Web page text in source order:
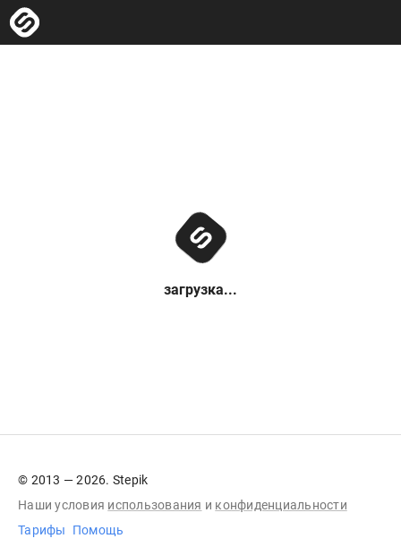
загрузка...
© 2013 — 2026. Stepik
Наши условия использования и конфиденциальности
Тарифы
Помощь